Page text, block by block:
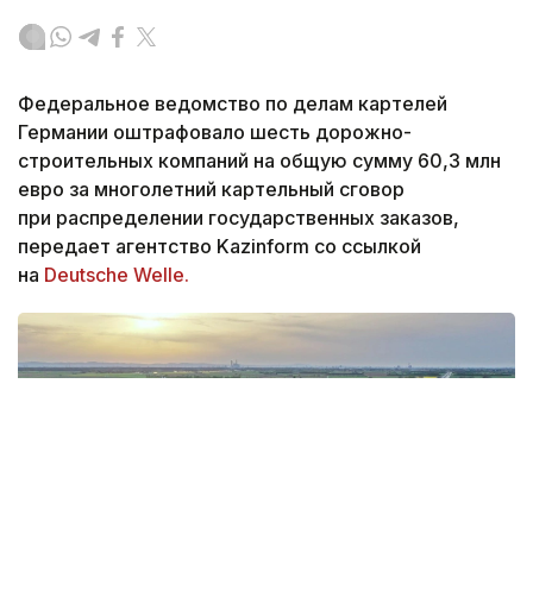
Федеральное ведомство по делам картелей
Германии оштрафовало шесть дорожно-
строительных компаний на общую сумму 60,3 млн
евро за многолетний картельный сговор
при распределении государственных заказов,
передает агентство Kazinform со ссылкой
на Deutsche Welle.